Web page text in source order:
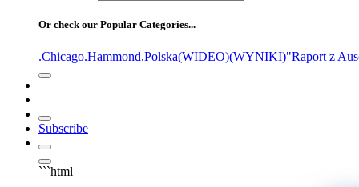
Or check our Popular Categories...
.Chicago.Hammond.Polska(WIDEO)(WYNIKI)"Raport z
Subscribe
```html